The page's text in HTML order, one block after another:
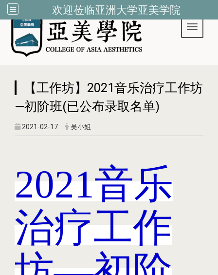
欢迎莅临亚洲大学亚美学院
Toggle
【工作坊】2021音乐治疗工作坊
—初阶班(已公布录取名单)
2021-02-17 吴小姐
2021音乐
治疗工作